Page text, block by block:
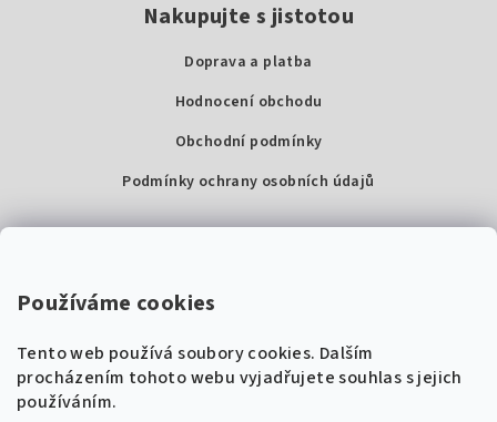
Používáme cookies
Tento web používá soubory cookies. Dalším
procházením tohoto webu vyjadřujete souhlas s jejich
používáním.
Nakupujte s jistotou
Doprava a platba
Hodnocení obchodu
Obchodní podmínky
Podmínky ochrany osobních údajů
Super Noty, s.r.o.
IČ: 04568672